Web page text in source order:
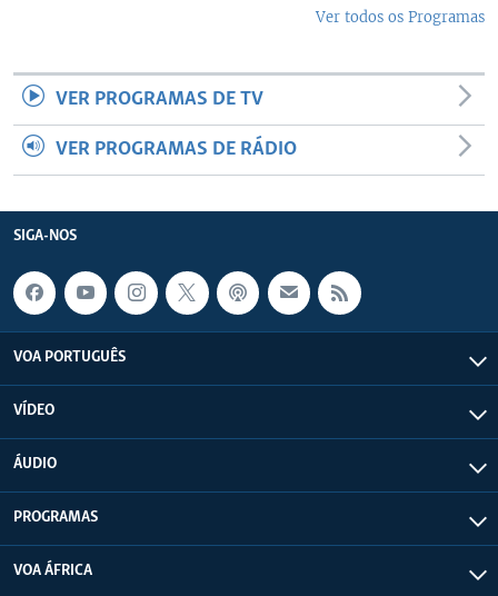
Ver todos os Programas
VER PROGRAMAS DE TV
VER PROGRAMAS DE RÁDIO
SIGA-NOS
VOA PORTUGUÊS
VÍDEO
ÁUDIO
PROGRAMAS
VOA ÁFRICA